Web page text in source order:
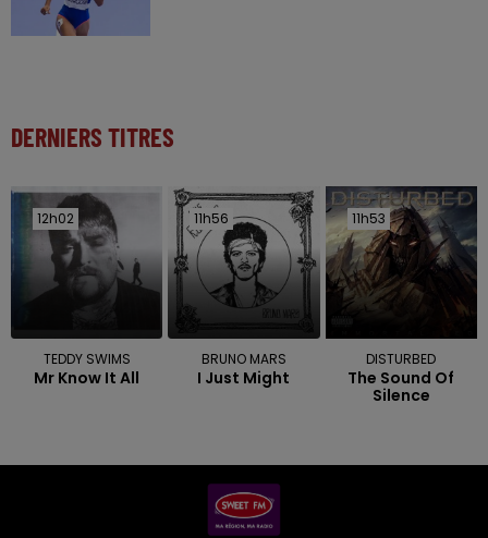
DERNIERS TITRES
12h02
12h02
TEDDY SWIMS
Mr Know It All
11h56
11h56
BRUNO MARS
I Just Might
11h53
11h53
DISTURBED
The Sound Of
Silence